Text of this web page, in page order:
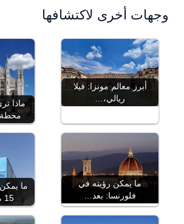
وجهات أخرى لاكتشافها
أبرز معالم مونزا: فيلا
ريالي،…
محطة
ما يمكن رؤيته في
فلورنسا: بعد…
ما
15 محطة بين…